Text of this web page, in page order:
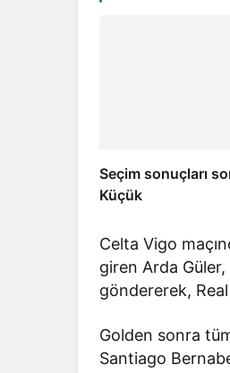
Seçim sonuçları
Küçük
Celta Vigo
giren Arda
göndererek, Real
Golden sonra
Santiago